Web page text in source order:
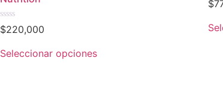
Valorado
en
de
5
$220,000
Seleccionar opciones
en
de
5
$